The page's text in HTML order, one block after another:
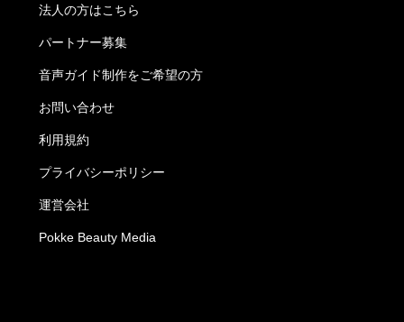
法人の方はこちら
パートナー募集
音声ガイド制作をご希望の方
お問い合わせ
利用規約
プライバシーポリシー
運営会社
Pokke Beauty Media